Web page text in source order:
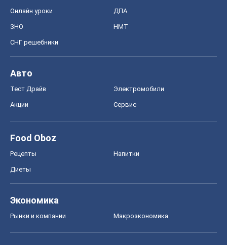
Онлайн уроки ДПА
ЗНО НМТ
СНГ решебники
Авто
Тест Драйв Электромобили
Акции Сервис
Food Oboz
Рецепты Напитки
Диеты
Экономика
Рынки и компании Mакроэкономика